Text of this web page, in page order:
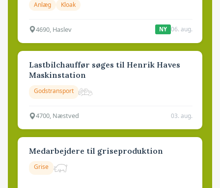
Anlæg Kloak
4690, Haslev NY 06. aug.
Lastbilchauffør søges til Henrik Haves
Maskinstation
Godstransport
4700, Næstved 03. aug.
Medarbejdere til griseproduktion
Grise